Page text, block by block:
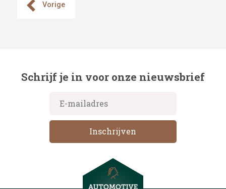
Vorige
Schrijf je in voor onze nieuwsbrief